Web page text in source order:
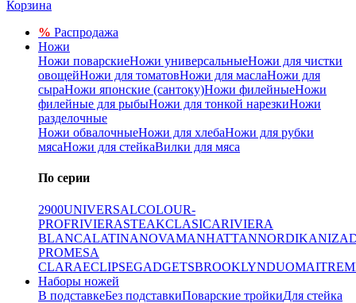
Корзина
% Распродажа
Ножи
Ножи поварскиеНожи универсальныеНожи для чистки
овощейНожи для томатовНожи для маслаНожи для
сыраНожи японские (сантоку)Ножи филейныеНожи
филейные для рыбыНожи для тонкой нарезкиНожи
разделочные
Ножи обвалочныеНожи для хлебаНожи для рубки
мясаНожи для стейкаВилки для мяса
По серии
2900UNIVERSALCOLOUR-
PROFRIVIERASTEAKCLASICARIVIERA
BLANCALATINANOVAMANHATTANNORDIKANIZA
PROMESA
CLARAECLIPSEGADGETSBROOKLYNDUOMAITRE
Наборы ножей
В подставкеБез подставкиПоварские тройкиДля стейка